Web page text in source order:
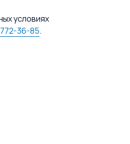
условиях
36-85.